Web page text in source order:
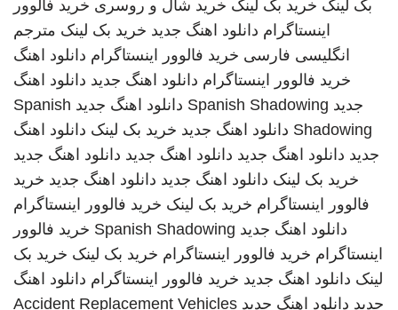
بک لینک خرید بک لینک خرید شال و روسری خرید فالوور
اینستاگرام دانلود اهنگ جدید خرید بک لینک مترجم
انگلیسی فارسی خرید فالوور اینستاگرام دانلود اهنگ
خرید فالوور اینستاگرام دانلود اهنگ جدید دانلود اهنگ
جدید Spanish Shadowing دانلود اهنگ جدید Spanish
Shadowing دانلود اهنگ جدید خرید بک لینک دانلود اهنگ
جدید دانلود اهنگ جدید دانلود اهنگ جدید دانلود اهنگ جدید
خرید بک لینک دانلود اهنگ جدید دانلود اهنگ جدید خرید
فالوور اینستاگرام خرید بک لینک خرید فالوور اینستاگرام
دانلود اهنگ جدید Spanish Shadowing خرید فالوور
اینستاگرام خرید فالوور اینستاگرام خرید بک لینک خرید بک
لینک دانلود اهنگ جدید خرید فالوور اینستاگرام دانلود اهنگ
جدید دانلود اهنگ جدید Accident Replacement Vehicles